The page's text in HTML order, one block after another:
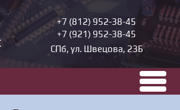
+7 (812) 952-38-45
+7 (921) 952-38-45
СПб, ул. Швецова, 23Б